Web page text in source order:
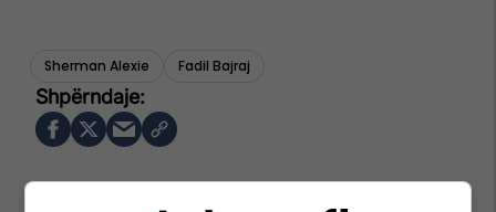
Sherman Alexie Fadil Bajraj